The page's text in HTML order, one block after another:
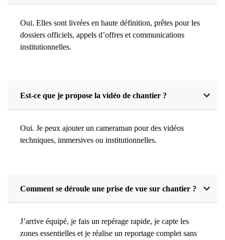
Oui. Elles sont livrées en haute définition, prêtes pour les
dossiers officiels, appels d’offres et communications
institutionnelles.
Est-ce que je propose la vidéo de chantier ?
Oui. Je peux ajouter un cameraman pour des vidéos
techniques, immersives ou institutionnelles.
Comment se déroule une prise de vue sur chantier ?
J’arrive équipé, je fais un repérage rapide, je capte les
zones essentielles et je réalise un reportage complet sans